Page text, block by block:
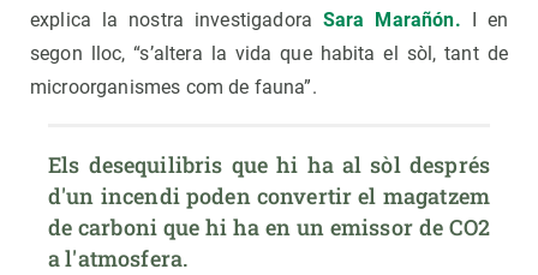
explica la nostra investigadora Sara Marañón. I en
segon lloc, “s’altera la vida que habita el sòl, tant de
microorganismes com de fauna”.
Els desequilibris que hi ha al sòl després
d'un incendi poden convertir el magatzem
de carboni que hi ha en un emissor de CO2
a l'atmosfera.